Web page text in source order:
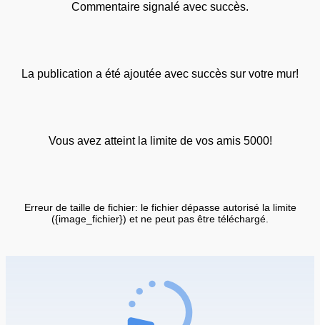
Commentaire signalé avec succès.
La publication a été ajoutée avec succès sur votre mur!
Vous avez atteint la limite de vos amis 5000!
Erreur de taille de fichier: le fichier dépasse autorisé la limite
({image_fichier}) et ne peut pas être téléchargé.